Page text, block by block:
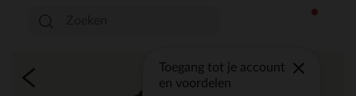
Toegang tot je account
en voordelen